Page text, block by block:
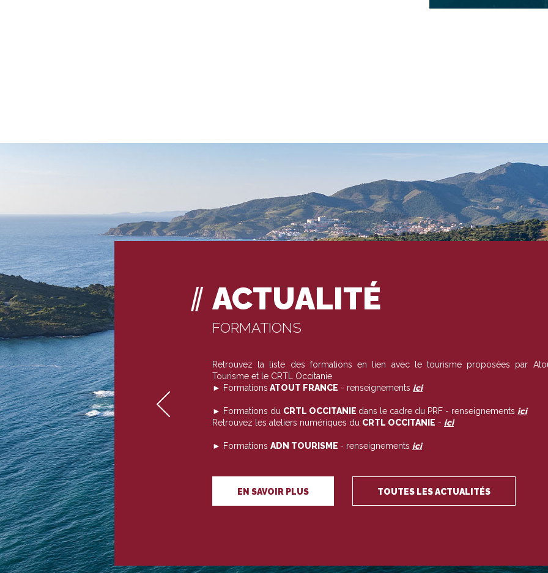
ACTUALITÉ
FORMATIONS
Retrouvez la liste des formations en lien avec le tourisme proposées par
Tourisme et le CRTL Occitanie
► Formations ATOUT FRANCE - renseignements ici
► Formations du CRTL OCCITANIE dans le cadre du PRF - renseignements ici
Retrouvez les ateliers numériques du CRTL OCCITANIE - ici
► Formations ADN TOURISME - renseignements ici
EN SAVOIR PLUS TOUTES LES ACTUALITÉS